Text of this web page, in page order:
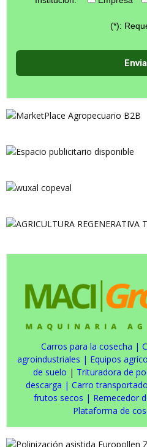
(*):
Carros para la cosecha |
agroindustriales | Equipos
de suelo | Trituradora de
descarga | Carro
frutos secos | Remecedor
Plataforma de